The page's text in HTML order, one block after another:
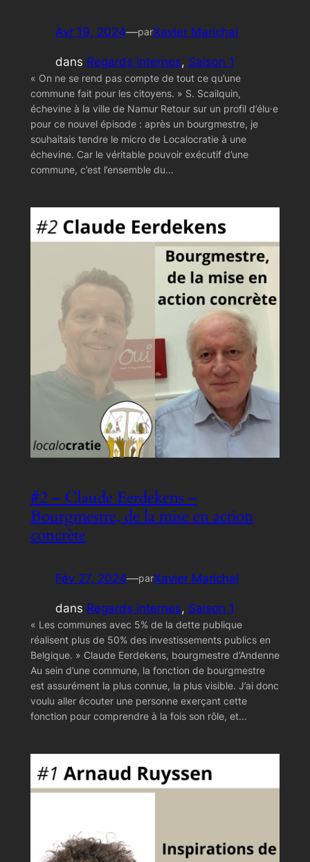
Avr 19, 2024—parXavier Marichal
dans Regards internes, Saison 1
« On ne se rend pas compte de tout ce qu’une
commune fait pour les citoyens. » S. Scailquin,
échevine à la ville de Namur Retour sur un profil d’élu·e
pour ce nouvel épisode : après un bourgmestre, je
souhaitais tendre le micro de Localocratie à une
échevine. Car le véritable pouvoir exécutif d’une
commune, c’est l’ensemble du…
#2 – Claude Eerdekens –
Bourgmestre, de la mise en action
concrète
Fév 27, 2024—parXavier Marichal
dans Regards internes, Saison 1
« Les communes avec 5% de la dette publique
réalisent plus de 50% des investissements publics en
Belgique. » Claude Eerdekens, bourgmestre d’Andenne
Au sein d’une commune, la fonction de bourgmestre
est assurément la plus connue, la plus visible. J’ai donc
voulu aller écouter une personne exerçant cette
fonction pour comprendre à la fois son rôle, et…